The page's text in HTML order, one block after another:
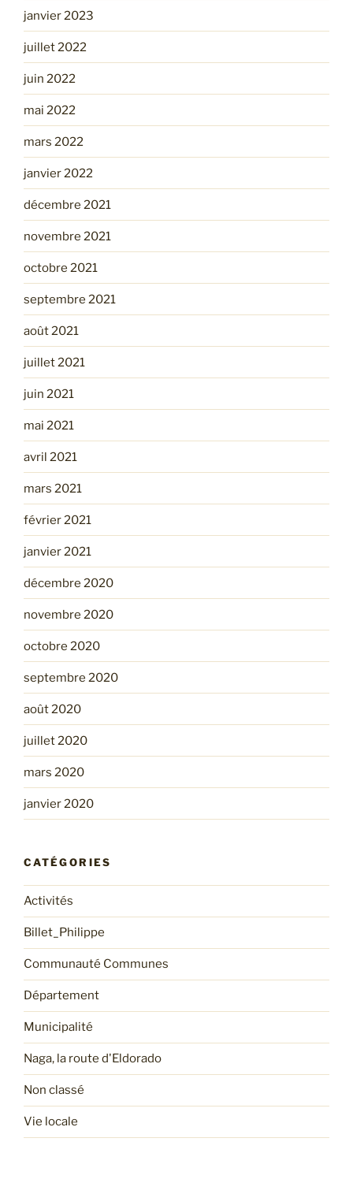
janvier 2023
juillet 2022
juin 2022
mai 2022
mars 2022
janvier 2022
décembre 2021
novembre 2021
octobre 2021
septembre 2021
août 2021
juillet 2021
juin 2021
mai 2021
avril 2021
mars 2021
février 2021
janvier 2021
décembre 2020
novembre 2020
octobre 2020
septembre 2020
août 2020
juillet 2020
mars 2020
janvier 2020
CATÉGORIES
Activités
Billet_Philippe
Communauté Communes
Département
Municipalité
Naga, la route d'Eldorado
Non classé
Vie locale